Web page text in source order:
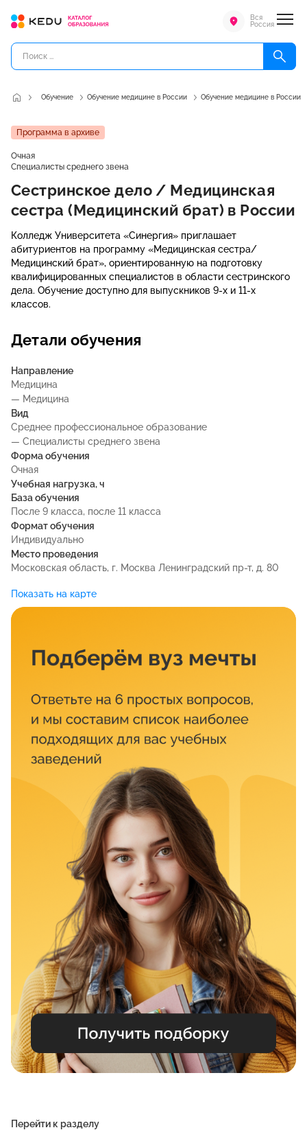
Вся
Россия
Обучение Обучение медицине в России Обучение медицине в России
Программа в архиве
Очная
Специалисты среднего звена
Сестринское дело / Медицинская
сестра (Медицинский брат) в России
​Колледж Университета «Синергия» приглашает
абитуриентов на программу «Медицинская сестра/
Медицинский брат», ориентированную на подготовку
квалифицированных специалистов в области сестринского
дела. Обучение доступно для выпускников 9-х и 11-х
классов.​
Перейти к разделу
Детали обучения
Направление
Медицина
— Медицина
Вид
Среднее профессиональное образование
— Специалисты среднего звена
Форма обучения
Очная
Учебная нагрузка, ч
База обучения
После 9 класса, после 11 класса
Формат обучения
Индивидуально
Место проведения
Московская область, г. Москва Ленинградский пр-т, д. 80
Показать на карте